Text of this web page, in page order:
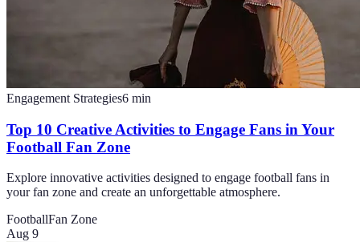
Engagement Strategies6 min
Top 10 Creative Activities to Engage Fans in Your
Football Fan Zone
Explore innovative activities designed to engage football fans in
your fan zone and create an unforgettable atmosphere.
FootballFan Zone
Aug 9